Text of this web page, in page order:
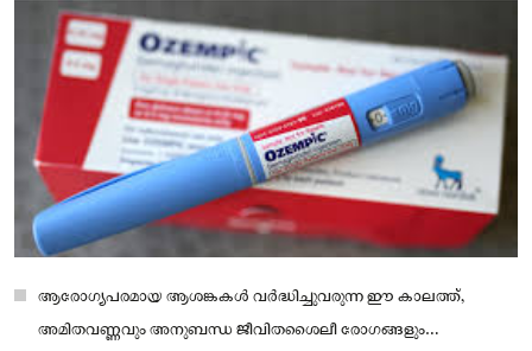
ആരോഗ്യപരമായ ആശങ്കകൾ വർദ്ധിച്ചുവരുന്ന ഈ കാലത്ത്,
അമിതവണ്ണവും അനുബന്ധ ജീവിതശൈലീ രോഗങ്ങളും